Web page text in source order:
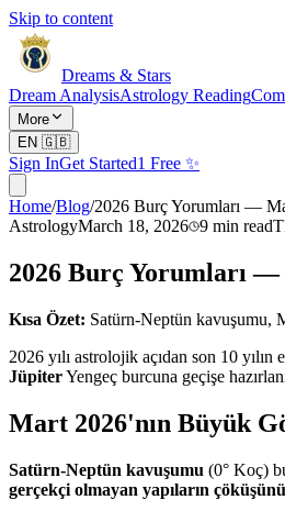
Skip to content
Dreams & Stars
Dream AnalysisAstrology Reading
More
EN 🇬🇧
Sign InGet Started1 Free ✨
Home/Blog/2026 Burç Yorumları —
AstrologyMarch 18, 2026 9 min read
2026 Burç Yorumları
Kısa Özet: Satürn-Neptün kavuşumu,
2026 yılı astrolojik açıdan son 10
JüpiterYengeç burcuna geçişe
Mart 2026'nın Büyük
Satürn-Neptün kavuşumu (0° Koç)
gerçekçi olmayan yapıların çöküşünü